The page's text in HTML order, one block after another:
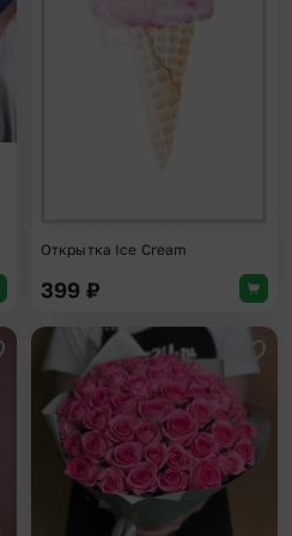
Открытка Ice Cream
399 ₽
Добавить в избранное